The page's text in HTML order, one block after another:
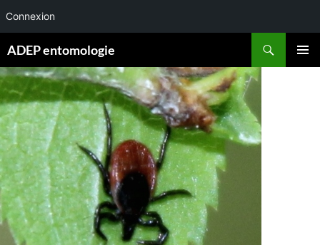
Connexion
au
contenu
ADEP entomologie